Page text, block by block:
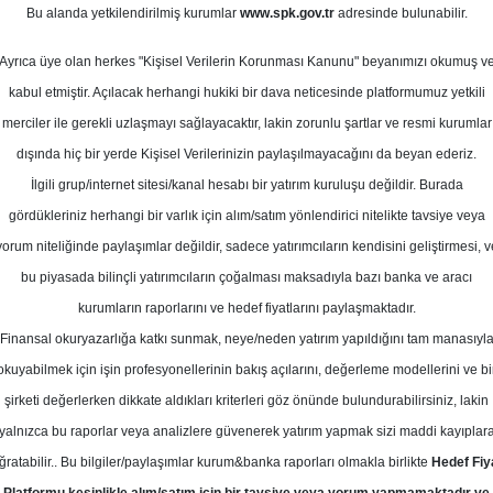
2025
Potansiyeli
Kurum Sayısı
2
Salı, 09 Eylül 2025
RGYAS Hedef Fiyat
RGYAS-Rönesans Gayrimenkul
fiyat ile "al" olarak başlattı
Bu alanda yetkilendirilmiş kurumlar www.spk.gov.tradresinde bulunabilir.
Ayrıca üye olan herkes "Kişisel Verilerin Korunması Kanunu" beyanımızı okumuş ve
kabul etmiştir. Açılacak herhangi hukiki bir dava neticesinde platformumuz yetkili
merciler ile gerekli uzlaşmayı sağlayacaktır, lakin zorunlu şartlar ve resmi kurumlar
dışında hiç bir yerde Kişisel Verilerinizin paylaşılmayacağını da beyan ederiz.
İlgili grup/internet sitesi/kanal hesabı bir yatırım kuruluşu değildir. Burada
gördükleriniz herhangi bir varlık için alım/satım yönlendirici nitelikte tavsiye veya
niteliğinde paylaşımlar değildir, sadece yatırımcıların kendisini geliştirmesi,
bu piyasada bilinçli yatırımcıların çoğalması maksadıyla bazı banka ve aracı
kurumların raporlarını ve hedef fiyatlarını paylaşmaktadır.
Finansal okuryazarlığa katkı sunmak, neye/neden yatırım yapıldığını tam manasıyla
için işin profesyonellerinin bakış açılarını, değerleme modellerini ve
şirketi değerlerken dikkate aldıkları kriterleri göz önünde bulundurabilirsiniz, lakin
yalnızca bu raporlar veya analizlere güvenerek yatırım yapmak sizi maddi
Bu bilgiler/paylaşımlar kurum&banka raporları olmakla birlikte Hedef